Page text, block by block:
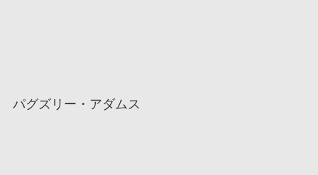
パグズリー・アダムス